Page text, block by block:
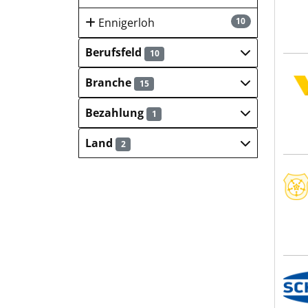
10
Ennigerloh
Berufsfeld
10
Branche 15
Bezahlung 1
Land 2
VNG
J.